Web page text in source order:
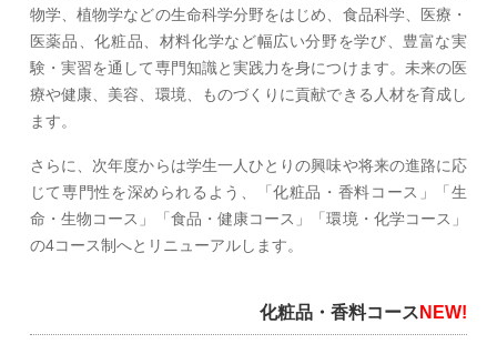
物学、植物学などの生命科学分野をはじめ、食品科学、医療・
医薬品、化粧品、材料化学など幅広い分野を学び、豊富な実
験・実習を通して専門知識と実践力を身につけます。未来の医
療や健康、美容、環境、ものづくりに貢献できる人材を育成し
ます。
さらに、次年度からは学生一人ひとりの興味や将来の進路に応
じて専門性を深められるよう、「化粧品・香料コース」「生
命・生物コース」「食品・健康コース」「環境・化学コース」
の4コース制へとリニューアルします。
化粧品・香料コース NEW!